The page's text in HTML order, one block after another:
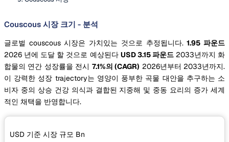
Couscous 시장 크기 - 분석
글로벌 couscous 시장은 가치있는 것으로 추정됩니다.1.95 파운드
2026 년에 도달 할 것으로 예상된다 USD 3.15 파운드2033년까지 화
합물의 연간 성장률을 전시 7.1%의 (CAGR) 2026년부터 2033년까지.
이 강력한 성장 trajectory는 영양이 풍부한 곡물 대안을 추구하는 소
비자 중의 상승 건강 의식과 결합된 지중해 및 중동 요리의 증가 세계
적인 채택을 반영합니다.
USD 기준 시장 규모 Bn